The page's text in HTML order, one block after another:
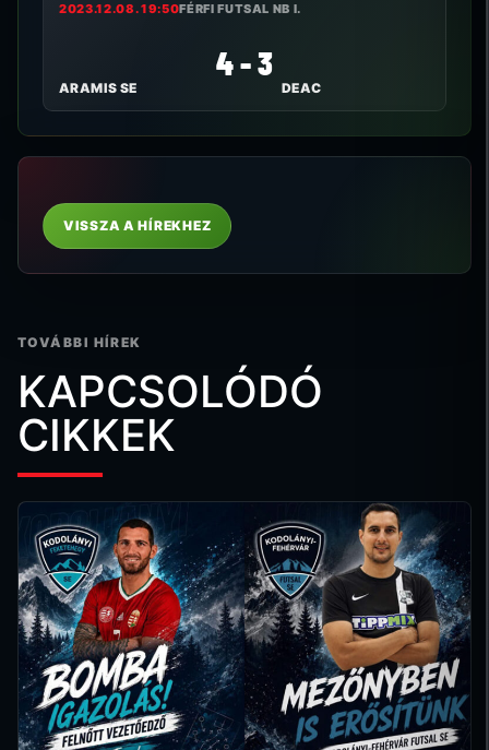
2023.12.08. 19:50FÉRFI FUTSAL NB I.
ARAMIS SE
4 - 3
DEAC
VISSZA A HÍREKHEZ
TOVÁBBI HÍREK
KAPCSOLÓDÓ
CIKKEK